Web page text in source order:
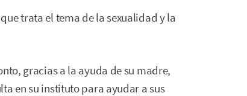
trata el tema de la sexualidad y la
gracias a la ayuda de su madre,
en su instituto para ayudar a sus